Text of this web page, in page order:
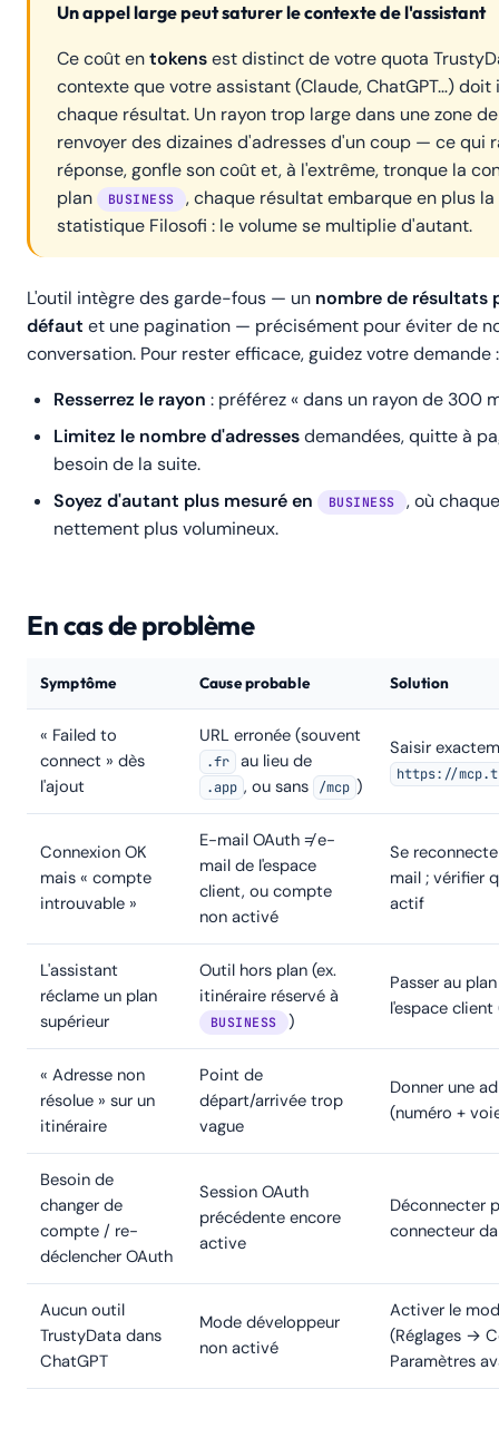
Un appel large peut saturer le contexte de l'assistant
Ce coût entokensest distinct de votre quota
contexte que votre assistant (Claude, ChatGPT…) doit
chaque résultat. Un rayon trop large dans une zone
renvoyer des dizaines d'adresses d'un coup — ce qui
réponse, gonfle son coût et, à l'extrême, tronque la
plan
BUSINESS
, chaque résultat embarque en plus
statistique Filosofi : le volume se multiplie d'autant.
L'outil intègre des garde-fous — un nombre de résultats
défaut et une pagination — précisément pour éviter de
conversation. Pour rester efficace, guidez votre demande :
Resserrez le rayon : préférez « dans un rayon de 300
Limitez le nombre d'adressesdemandées, quitte à
besoin de la suite.
Soyez d'autant plus mesuré en
BUSINESS
, où
nettement plus volumineux.
En cas de problème
Symptôme Cause probable Solution
« Failed to
connect » dès
l'ajout
URL erronée (souvent
.fr au lieu de
.app , ou sans /mcp )
Saisir
https://
Connexion OK
mais « compte
introuvable »
E-mail OAuth ≠ e-
mail de l'espace
client, ou compte
non activé
Se
mail ; vérifier
actif
L'assistant
réclame un plan
supérieur
Outil hors plan (ex.
itinéraire réservé à
BUSINESS )
Passer au
l'espace
« Adresse non
résolue » sur un
itinéraire
Point de
départ/arrivée trop
vague
Donner une
(numéro +
Besoin de
changer de
compte / re-
déclencher OAuth
Session OAuth
précédente encore
active
Déconnecter
connecteur
Aucun outil
TrustyData dans
ChatGPT
Mode développeur
non activé
Activer le
(Réglages →
Paramètres